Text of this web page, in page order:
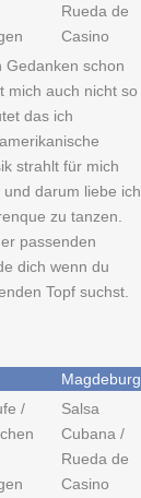
Rueda de
Casino
Gedanken schon
mich auch nicht so
das ich
strahlt für mich
darum liebe ich
zu tanzen.
passenden
dich wenn du
Topf suchst.
Magdeburg
/
Salsa
Cubana /
Rueda de
Casino